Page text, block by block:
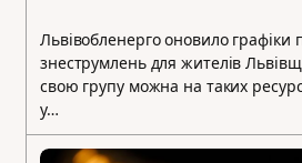
Львівобленерго оновило графіки
знеструмлень для жителів
свою групу можна на таких
у…